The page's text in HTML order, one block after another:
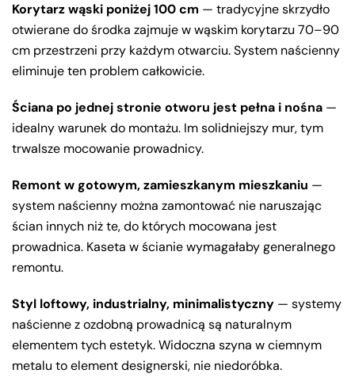
Korytarz wąski poniżej 100 cm — tradycyjne skrzydło
otwierane do środka zajmuje w wąskim korytarzu 70–90
cm przestrzeni przy każdym otwarciu. System naścienny
eliminuje ten problem całkowicie.
Ściana po jednej stronie otworu jest pełna i nośna —
idealny warunek do montażu. Im solidniejszy mur, tym
trwalsze mocowanie prowadnicy.
Remont w gotowym, zamieszkanym mieszkaniu —
system naścienny można zamontować nie naruszając
ścian innych niż te, do których mocowana jest
prowadnica. Kaseta w ścianie wymagałaby generalnego
remontu.
Styl loftowy, industrialny, minimalistyczny — systemy
naścienne z ozdobną prowadnicą są naturalnym
elementem tych estetyk. Widoczna szyna w ciemnym
metalu to element designerski, nie niedoróbka.